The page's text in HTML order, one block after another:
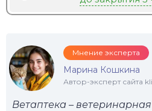
Мнение эксперта
Марина Кошкина
Автор-эксперт сайта
Ветаптека –